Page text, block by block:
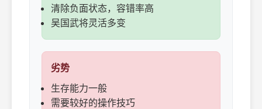
清除负面状态，容错率高
吴国武将灵活多变
劣势
生存能力一般
需要较好的操作技巧